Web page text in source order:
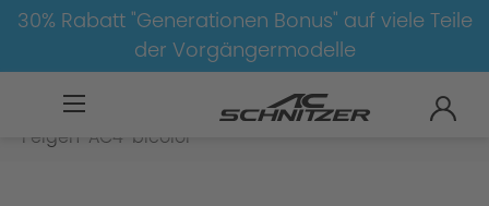
30% Rabatt "Generationen Bonus" auf viele Teile
der Vorgängermodelle
4er-G26
Felgen-AC4-bicolor